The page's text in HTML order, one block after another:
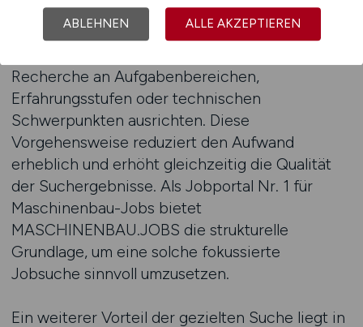
unterschiedliche Kriterien miteinander
kombinieren, um Prüf- und Abnahmepositionen
Recherche an Aufgabenbereichen,
Erfahrungsstufen oder technischen
Schwerpunkten ausrichten. Diese
Vorgehensweise reduziert den Aufwand
erheblich und erhöht gleichzeitig die Qualität
der Suchergebnisse. Als Jobportal Nr. 1 für
Maschinenbau-Jobs bietet
MASCHINENBAU.JOBS die strukturelle
Grundlage, um eine solche fokussierte
Jobsuche sinnvoll umzusetzen.
Ein weiterer Vorteil der gezielten Suche liegt in
ABLEHNEN ALLE AKZEPTIEREN